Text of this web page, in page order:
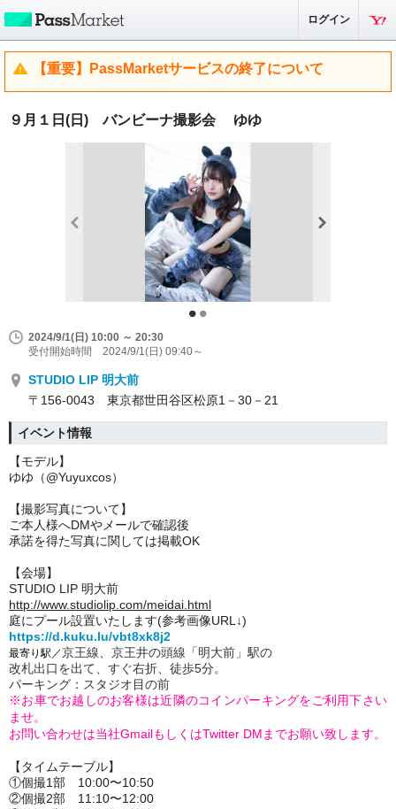
ログイン
【重要】PassMarketサービスの終了について
９月１日(日) バンビーナ撮影会 ゆゆ
2024/9/1(日) 10:00 ～ 20:30
受付開始時間 2024/9/1(日) 09:40～
STUDIO LIP 明大前
〒156-0043 東京都世田谷区松原1－30－21
イベント情報
【モデル】
ゆゆ（@Yuyuxcos）
【撮影写真について】
ご本人様へDMやメールで確認後
承諾を得た写真に関しては掲載OK
【会場】
STUDIO LIP 明大前
http://www.studiolip.com/meidai.html
庭にプール設置いたします(参考画像URL↓)
https://d.kuku.lu/vbt8xk8j2
最寄り駅／京王線、京王井の頭線「明大前」駅の
改札出口を出て、すぐ右折、徒歩5分。
パーキング：スタジオ目の前
※お車でお越しのお客様は近隣のコインパーキングをご利用下さい
ませ。
お問い合わせは当社GmailもしくはTwitter DMまでお願い致します。
【タイムテーブル】
①個撮1部 10:00〜10:50
②個撮2部 11:10〜12:00